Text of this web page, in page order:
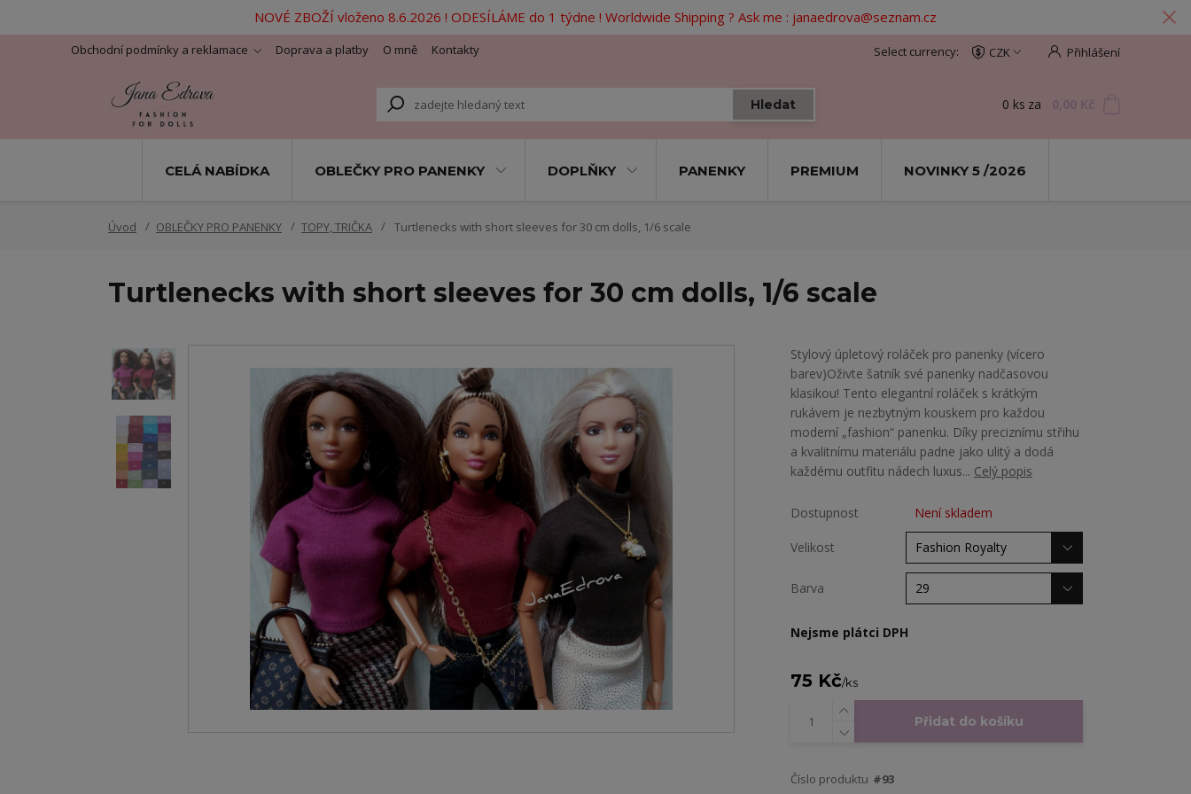
NOVÉ ZBOŽÍ vloženo 8.6.2026 ! ODESÍLÁME do 1 týdne ! Worldwide Shipping ? Ask me : janaedrova@seznam.cz
Obchodní podmínky a reklamace Doprava a platby O mně Kontakty CZK Přihlášení
Hledat 0 ks za
CELÁ NABÍDKA OBLEČKY PRO PANENKY DOPLŇKY PANENKY PREMIUM NOVINKY 5 /2026
Úvod OBLEČKY PRO PANENKY TOPY, TRIČKA Turtlenecks with short sleeves for 30 cm dolls, 1/6 scale
Turtlenecks with short sleeves for 30 cm dolls, 1/6 scale
​Stylový úpletový roláček pro panenky (vícero
barev) ​Oživte šatník své panenky nadčasovou
klasikou! Tento elegantní roláček s krátkým
rukávem je nezbytným kouskem pro každou
moderní „fashion“ panenku. Díky preciznímu střihu
a kvalitnímu materiálu padne jako ulitý a dodá
každému outfitu nádech luxus... Celý popis
Dostupnost Není skladem
Velikost
Barva
Nejsme plátci DPH
75 Kč/ks
Přidat do košíku
Číslo produktu #93